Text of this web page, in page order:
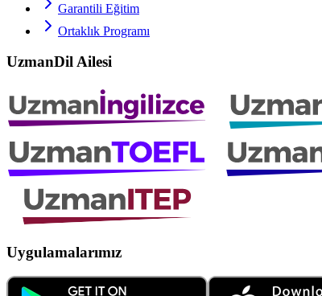
Garantili Eğitim
Ortaklık Programı
UzmanDil Ailesi
Uygulamalarımız